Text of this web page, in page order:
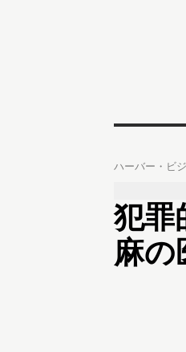
ハーバー・ビ
犯罪
麻の